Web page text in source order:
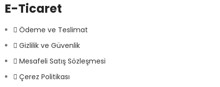
E-Ticaret
Ödeme ve Teslimat
Gizlilik ve Güvenlik
Mesafeli Satış Sözleşmesi
Çerez Politikası